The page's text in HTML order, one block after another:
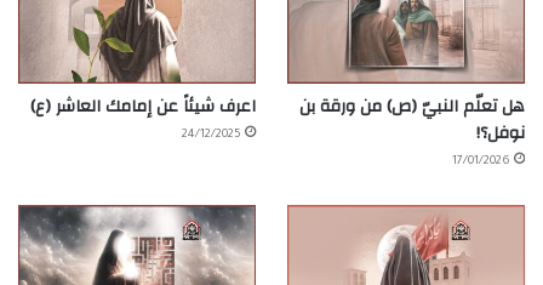
هل تعلّم النبيّ (ص) من ورقة بن
نوفل؟!
17/01/2026
اعرف شيئاً عن إمامك العاشر (ع)
24/12/2025